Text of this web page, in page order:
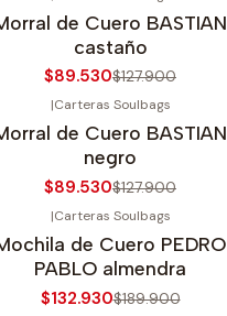
de Cuero BASTIAN
castaño
$89.530$127.900
|Carteras Soulbags
de Cuero BASTIAN
negro
$89.530$127.900
|Carteras Soulbags
de Cuero PEDRO
PABLO almendra
$132.930$189.900